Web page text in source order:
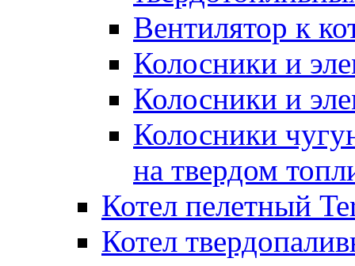
Вентилятор к
Колосники и
Колосники и
Колосники
на твердом
Котел пелетный
Котел